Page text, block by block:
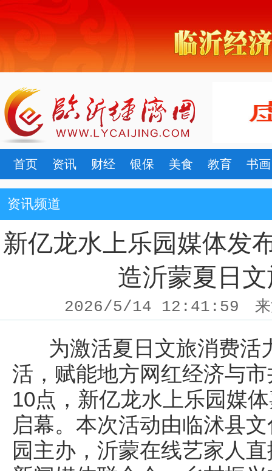
首页 资讯 财经 银保 美食 教育 书画
资讯频道
新亿龙水上乐园媒体发
造沂蒙夏日
2026/5/14 12:41:59
为激活夏日文旅消费活
活，赋能地方网红经济与
10点，新亿龙水上乐园媒
启幕。本次活动由临沭县
园主办，沂蒙在线艺家人